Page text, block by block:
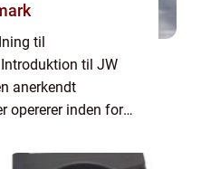
til
til JW
anerkendt
opererer inden for
sig i en